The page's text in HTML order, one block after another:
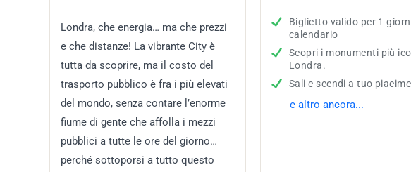
Londra, che energia… ma che prezzi
e che distanze! La vibrante City è
tutta da scoprire, ma il costo del
trasporto pubblico è fra i più elevati
del mondo, senza contare l’enorme
fiume di gente che affolla i mezzi
pubblici a tutte le ore del giorno…
perché sottoporsi a tutto questo
Biglietto valido per 1
calendario
Scopri i monumenti più
Londra.
Sali e scendi a tuo
e altro ancora...